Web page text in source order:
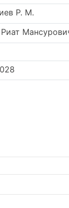
Р. М.
Риат